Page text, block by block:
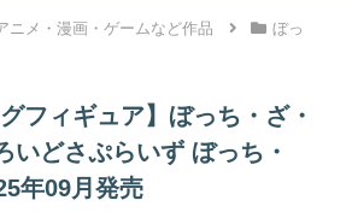
ニメ・漫画・ゲームなど作品
ぼっ
フィギュア】ぼっち・ざ・
いどさぷらいず ぼっち・
年09月発売